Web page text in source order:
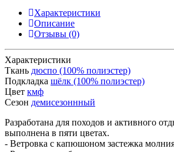
Характеристики
Описание
Отзывы (0)
Характеристики
Ткань дюспо (100% полиэстер)
Подкладка шёлк (100% полиэстер)
Цвет кмф
Сезон демисезоннный
Разработана для походов и активного
выполнена в пяти цветах.
- Ветровка с капюшоном застежка